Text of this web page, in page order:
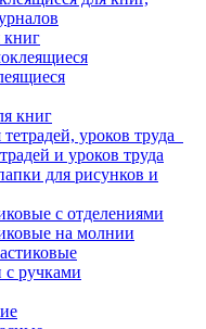
книг
книг
уроков труда
и уроков труда
для рисунков и
с отделениями
на молнии
ручками